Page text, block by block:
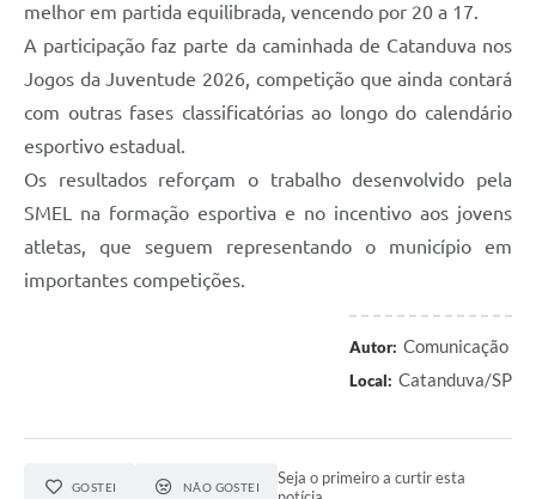
melhor em partida equilibrada, vencendo por 20 a 17.
A participação faz parte da caminhada de Catanduva nos
Jogos da Juventude 2026, competição que ainda contará
com outras fases classificatórias ao longo do calendário
esportivo estadual.
Os resultados reforçam o trabalho desenvolvido pela
SMEL na formação esportiva e no incentivo aos jovens
atletas, que seguem representando o município em
importantes competições.
Autor: Comunicação
Local: Catanduva/SP
GOSTEI NÃO GOSTEI
Seja o primeiro a curtir esta